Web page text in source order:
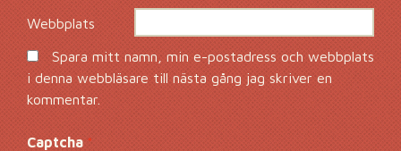
Webbplats
Spara mitt namn, min e-postadress och webbplats
i denna webbläsare till nästa gång jag skriver en
kommentar.
Captcha *